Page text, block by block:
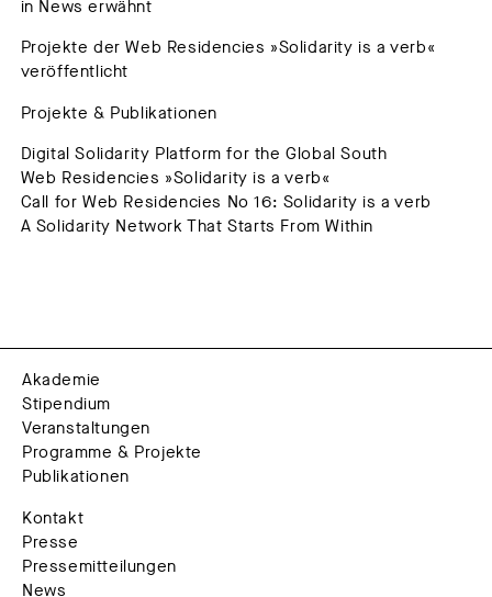
in News erwähnt
Projekte der Web Residencies »Solidarity is a verb«
veröffentlicht
Projekte & Publikationen
Digital Solidarity Platform for the Global South
Web Residencies »Solidarity is a verb«
Call for Web Residencies No 16: Solidarity is a verb
A Solidarity Network That Starts From Within
Akademie
Stipendium
Veranstaltungen
Programme & Projekte
Publikationen
Kontakt
Presse
Pressemitteilungen
News